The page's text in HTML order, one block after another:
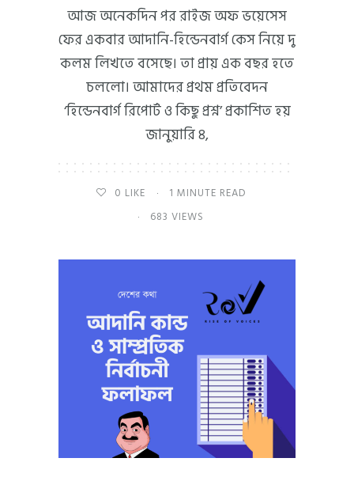
আজ অনেকদিন পর রাইজ অফ ভয়েসেস
ফের একবার আদানি-হিন্ডেনবার্গ কেস নিয়ে দু
কলম লিখতে বসেছে। তা প্রায় এক বছর হতে
চললো। আমাদের প্রথম প্রতিবেদন
‘হিন্ডেনবার্গ রিপোর্ট ও কিছু প্রশ্ন’ প্রকাশিত হয়
জানুয়ারি ৪,
0 LIKE
1 MINUTE READ
683 VIEWS